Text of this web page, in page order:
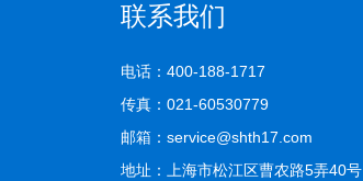
联系我们
电话：400-188-1717
传真：021-60530779
邮箱：service@shth17.com
地址：上海市松江区曹农路5弄40号